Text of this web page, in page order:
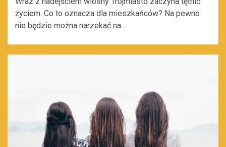
życiem. Co to oznacza dla mieszkańców? Na pewno
nie będzie można narzekać na...